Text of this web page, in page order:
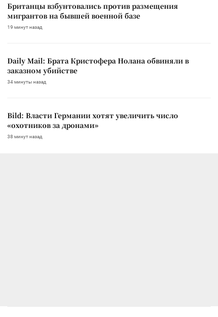
Британцы взбунтовались против размещения
мигрантов на бывшей военной базе
19 минут назад
Daily Mail: Брата Кристофера Нолана обвиняли в
заказном убийстве
34 минуты назад
Bild: Власти Германии хотят увеличить число
«охотников за дронами»
38 минут назад